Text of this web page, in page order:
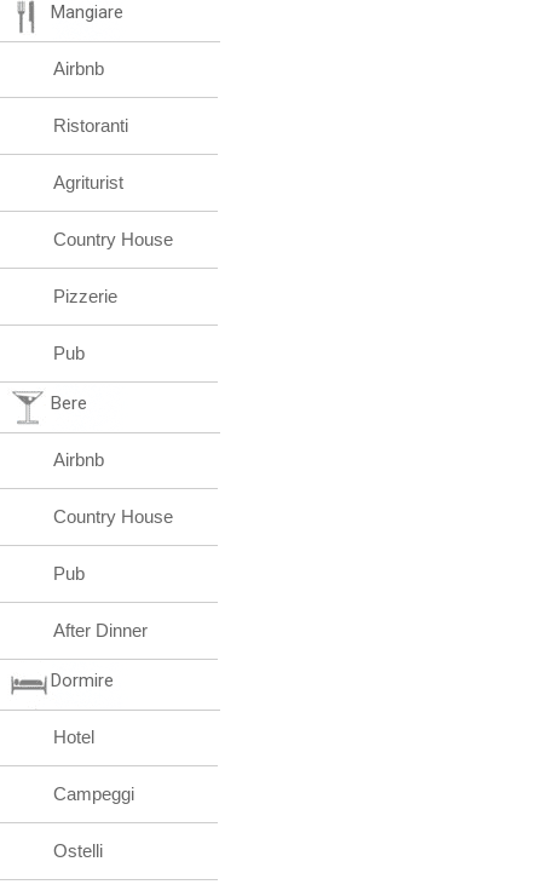
Mangiare
Airbnb
Ristoranti
Agriturist
Country House
Pizzerie
Pub
Bere
Airbnb
Country House
Pub
After Dinner
Dormire
Hotel
Campeggi
Ostelli